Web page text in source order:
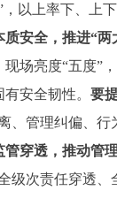
，以上率下、上
质安全，推进“两
现场亮度“五度”
安全韧性。 要
、管理纠偏、
管穿透，推动管
级次责任穿透、